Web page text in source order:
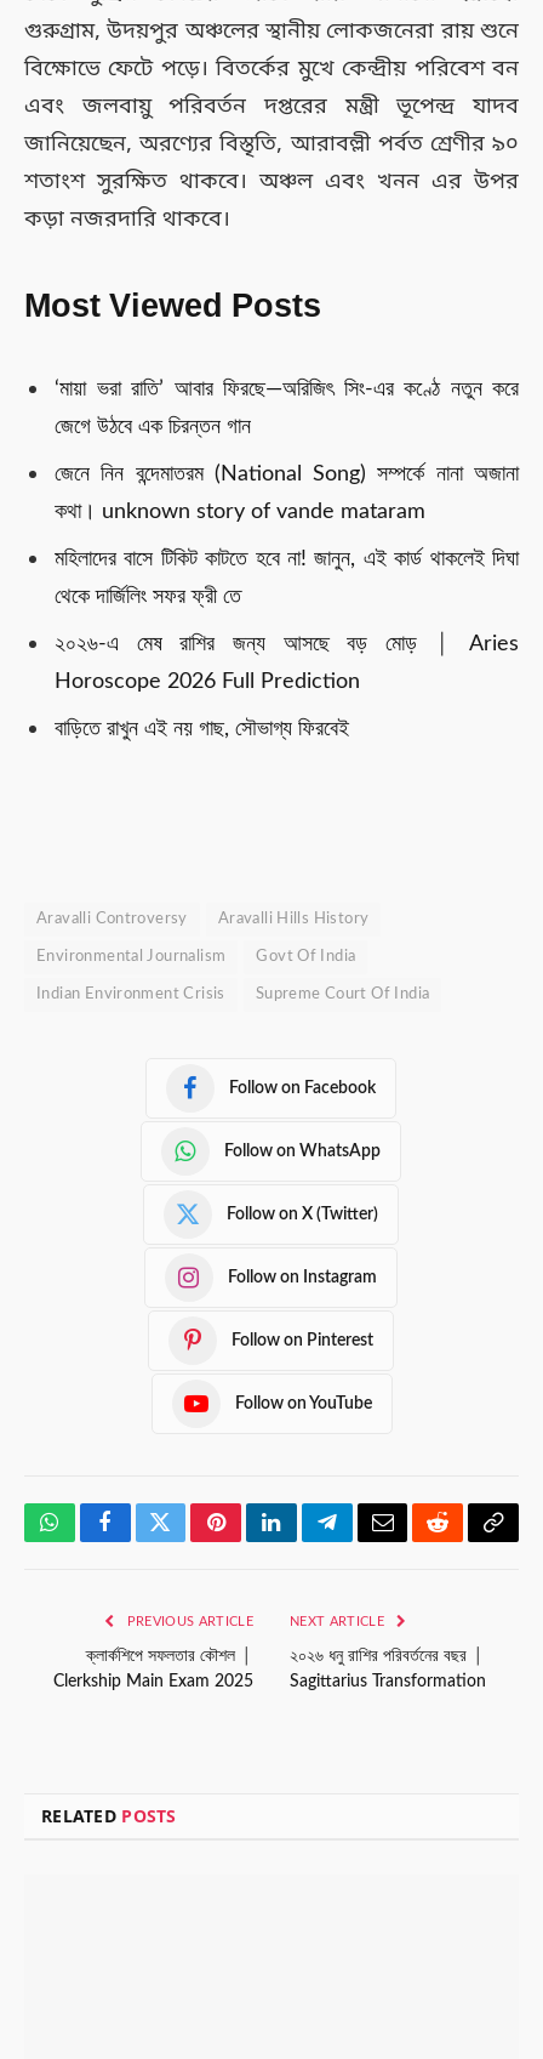
গুরুগ্রাম, উদয়পুর অঞ্চলের স্থানীয় লোকজনেরা রায় শুনে
বিক্ষোভে ফেটে পড়ে। বিতর্কের মুখে কেন্দ্রীয় পরিবেশ বন
এবং জলবায়ু পরিবর্তন দপ্তরের মন্ত্রী ভূপেন্দ্র যাদব
জানিয়েছেন, অরণ্যের বিস্তৃতি, আরাবল্লী পর্বত শ্রেণীর ৯০
শতাংশ সুরক্ষিত থাকবে। অঞ্চল এবং খনন এর উপর
কড়া নজরদারি থাকবে।
Most Viewed Posts
‘মায়া ভরা রাতি’ আবার ফিরছে—অরিজিৎ সিং-এর কণ্ঠে নতুন করে
জেগে উঠবে এক চিরন্তন গান
জেনে নিন বন্দেমাতরম (National Song) সম্পর্কে নানা অজানা
কথা। unknown story of vande mataram
মহিলাদের বাসে টিকিট কাটতে হবে না! জানুন, এই কার্ড থাকলেই দিঘা
থেকে দার্জিলিং সফর ফ্রী তে
২০২৬-এ মেষ রাশির জন্য আসছে বড় মোড় │ Aries
Horoscope 2026 Full Prediction
বাড়িতে রাখুন এই নয় গাছ, সৌভাগ্য ফিরবেই
Aravalli Controversy Aravalli Hills History
Environmental Journalism Govt Of India
Indian Environment Crisis Supreme Court Of India
Follow on Facebook
Follow on WhatsApp
Follow on X (Twitter)
Follow on Instagram
Follow on Pinterest
Follow on YouTube
WhatsAppFacebookTwitterPinterestLinkedInTelegramEmailRedditCopy
PREVIOUS ARTICLE
ক্লার্কশিপে সফলতার কৌশল │
Clerkship Main Exam 2025
NEXT ARTICLE
২০২৬ ধনু রাশির পরিবর্তনের বছর │
Sagittarius Transformation
RELATED POSTS